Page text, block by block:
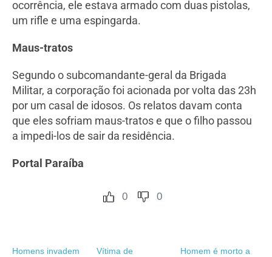
ocorrência, ele estava armado com duas pistolas,
um rifle e uma espingarda.
Maus-tratos
Segundo o subcomandante-geral da Brigada
Militar, a corporação foi acionada por volta das 23h
por um casal de idosos. Os relatos davam conta
que eles sofriam maus-tratos e que o filho passou
a impedi-los de sair da residência.
Portal Paraíba
0 0
Homens invadem
Vítima de
Homem é morto a